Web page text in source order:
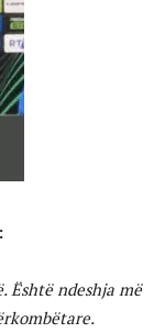
Është ndeshja më